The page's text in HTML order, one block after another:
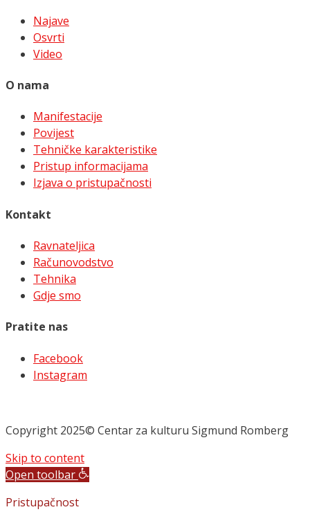
Najave
Osvrti
Video
O nama
Manifestacije
Povijest
Tehničke karakteristike
Pristup informacijama
Izjava o pristupačnosti
Kontakt
Ravnateljica
Računovodstvo
Tehnika
Gdje smo
Pratite nas
Facebook
Instagram
Copyright 2025© Centar za kulturu Sigmund Romberg
Skip to content
Open toolbar
Pristupačnost